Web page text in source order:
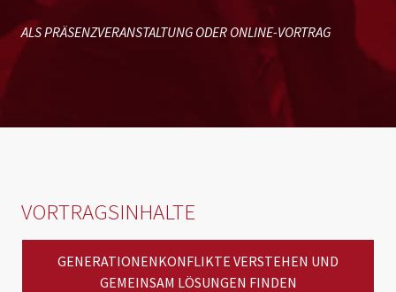
ALS PRÄSENZVERANSTALTUNG ODER ONLINE-VORTRAG
VORTRAGSINHALTE
GENERATIONENKONFLIKTE VERSTEHEN UND
GEMEINSAM LÖSUNGEN FINDEN